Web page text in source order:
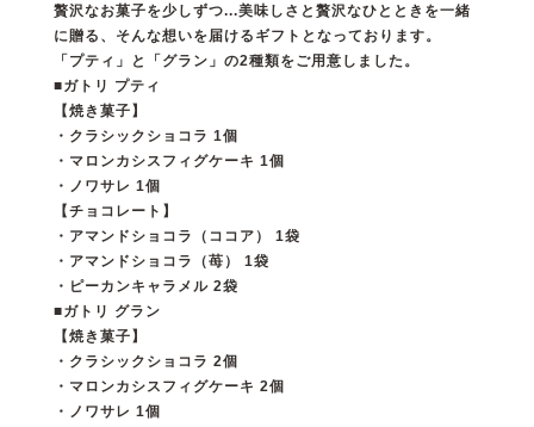
贅沢なお菓子を少しずつ...美味しさと贅沢なひとときを一緒
に贈る、そんな想いを届けるギフトとなっております。
「プティ」と「グラン」の2種類をご用意しました。
■ガトリ プティ
【焼き菓子】
・クラシックショコラ 1個
・マロンカシスフィグケーキ 1個
・ノワサレ 1個
【チョコレート】
・アマンドショコラ（ココア） 1袋
・アマンドショコラ（苺） 1袋
・ピーカンキャラメル 2袋
■ガトリ グラン
【焼き菓子】
・クラシックショコラ 2個
・マロンカシスフィグケーキ 2個
・ノワサレ 1個